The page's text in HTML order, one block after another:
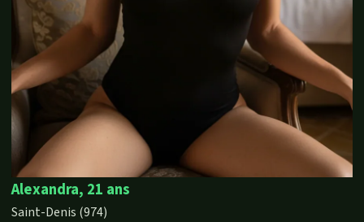
Alexandra, 21 ans
Saint-Denis (974)